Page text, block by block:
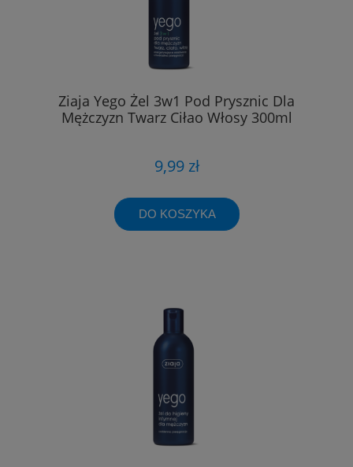
Ziaja Yego Żel 3w1 Pod Prysznic Dla
Mężczyzn Twarz Ciłao Włosy 300ml
9,99 zł
DO KOSZYKA